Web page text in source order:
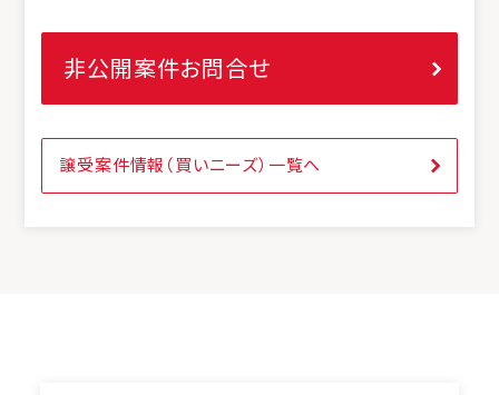
非公開案件お問合せ
譲受案件情報（買いニーズ）一覧へ